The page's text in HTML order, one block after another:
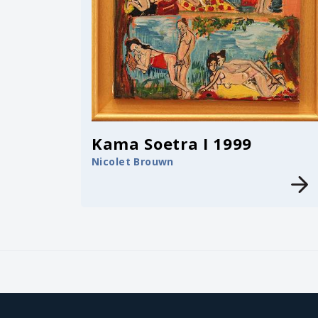
Kama Soetra I 1999
Nicolet Brouwn